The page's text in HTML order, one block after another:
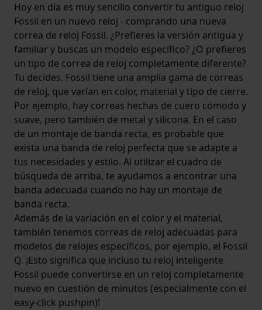
Hoy en día es muy sencillo convertir tu antiguo reloj
Fossil en un nuevo reloj - comprando una nueva
correa de reloj Fossil. ¿Prefieres la versión antigua y
familiar y buscas un modelo específico? ¿O prefieres
un tipo de correa de reloj completamente diferente?
Tu decides. Fossil tiene una amplia gama de correas
de reloj, que varían en color, material y tipo de cierre.
Por ejemplo, hay correas hechas de cuero cómodo y
suave, pero también de metal y silicona. En el caso
de un montaje de banda recta, es probable que
exista una banda de reloj perfecta que se adapte a
tus necesidades y estilo. Al utilizar el cuadro de
búsqueda de arriba, te ayudamos a encontrar una
banda adecuada cuando no hay un montaje de
banda recta.
Además de la variación en el color y el material,
también tenemos correas de reloj adecuadas para
modelos de relojes específicos, por ejemplo, el Fossil
Q. ¡Esto significa que incluso tu reloj inteligente
Fossil puede convertirse en un reloj completamente
nuevo en cuestión de minutos (especialmente con el
easy-click pushpin)!